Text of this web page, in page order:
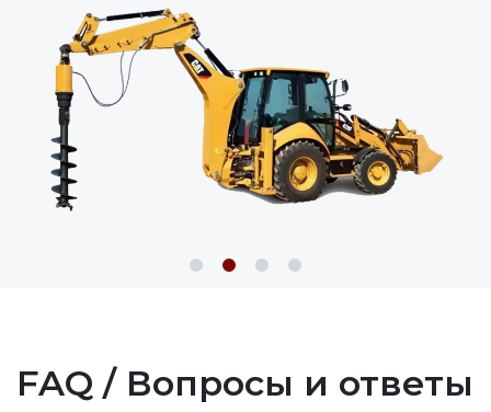
FAQ / Вопросы и ответы